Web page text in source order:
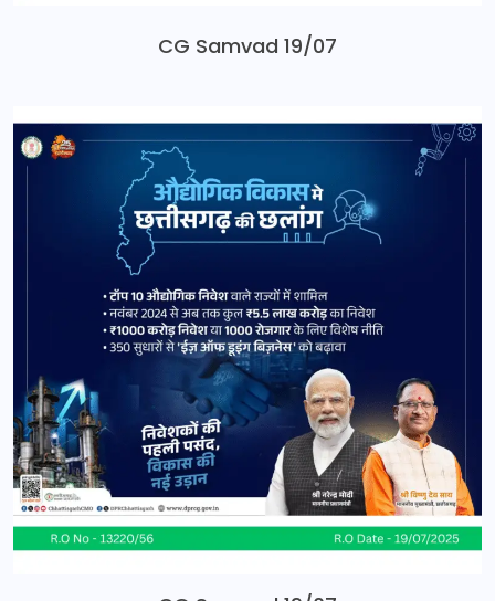
CG Samvad 19/07